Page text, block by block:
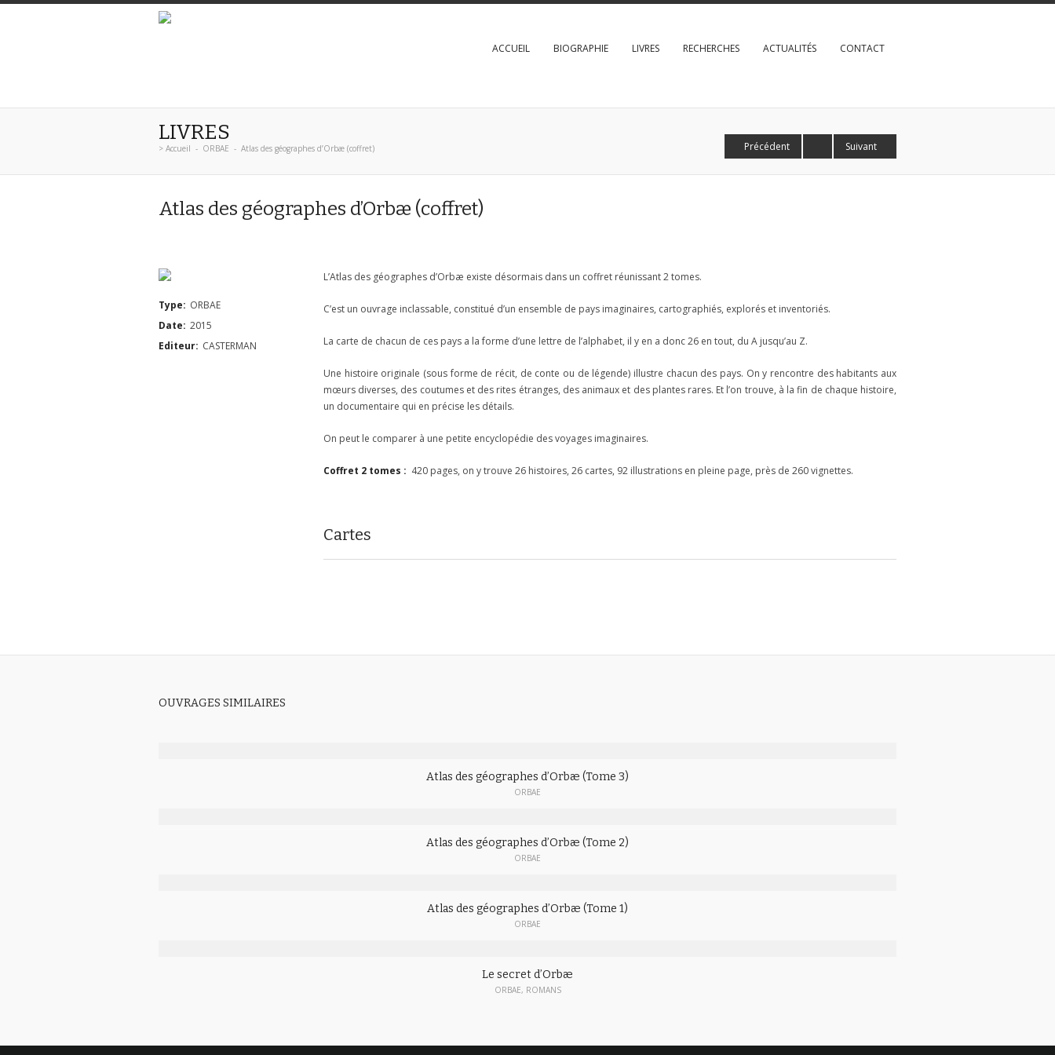
ACCUEIL BIOGRAPHIE LIVRES RECHERCHES ACTUALITÉS CONTACT
LIVRES
> Accueil - ORBAE - Atlas des géographes d’Orbæ (coffret) Précédent Suivant
Atlas des géographes d’Orbæ (coffret)
Type: ORBAE
Date: 2015
Editeur: CASTERMAN
L’Atlas des géographes d’Orbæ existe désormais dans un coffret réunissant 2 tomes.
C’est un ouvrage inclassable, constitué d’un ensemble de pays imaginaires, cartographiés, explorés et inventoriés.
La carte de chacun de ces pays a la forme d’une lettre de l’alphabet, il y en a donc 26 en tout, du A jusqu’au Z.
Une histoire originale (sous forme de récit, de conte ou de légende) illustre chacun des pays. On y rencontre des habitants aux
mœurs diverses, des coutumes et des rites étranges, des animaux et des plantes rares. Et l’on trouve, à la fin de chaque histoire,
un documentaire qui en précise les détails.
On peut le comparer à une petite encyclopédie des voyages imaginaires.
Coffret 2 tomes : 420 pages, on y trouve 26 histoires, 26 cartes, 92 illustrations en pleine page, près de 260 vignettes.
Cartes
OUVRAGES SIMILAIRES
Atlas des géographes d’Orbæ (Tome 3)
ORBAE
Atlas des géographes d’Orbæ (Tome 2)
ORBAE
Atlas des géographes d’Orbæ (Tome 1)
ORBAE
Le secret d’Orbæ
ORBAE, ROMANS